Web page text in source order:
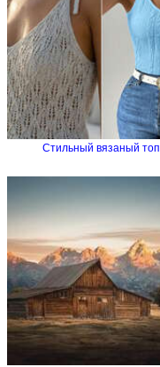
Стильный вязаный топ